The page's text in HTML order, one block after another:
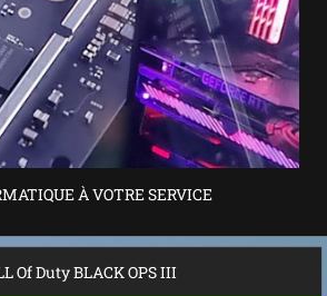
À VOTRE SERVICE
Of Duty BLACK OPS III